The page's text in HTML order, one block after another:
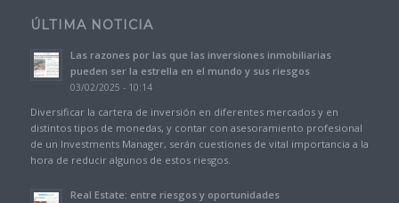
ÚLTIMA NOTICIA
Las razones por las que las inversiones inmobiliarias
pueden ser la estrella en el mundo y sus riesgos
03/02/2025 - 10:14
Diversificar la cartera de inversión en diferentes mercados y en
distintos tipos de monedas, y contar con asesoramiento profesional
de un Investments Manager, serán cuestiones de vital importancia a la
hora de reducir algunos de estos riesgos.
Real Estate: entre riesgos y oportunidades